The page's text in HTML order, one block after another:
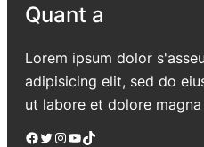
Quant a
Lorem ipsum dolor
adipisicing elit, sed do
ut labore et dolore magna
Facebook Twitter Instagram YouTube TikTok